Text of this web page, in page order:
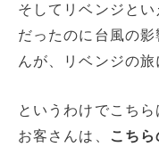
そしてリベンジと
だったのに台風の
んが、リベンジの旅
というわけでこち
お客さんは、
こちら